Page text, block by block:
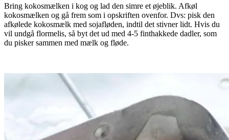
Bring kokosmælken i kog og lad den simre et øjeblik. Afkøl
kokosmælken og gå frem som i opskriften ovenfor. Dvs: pisk den
afkølede kokosmælk med sojafløden, indtil det stivner lidt. Hvis du
vil undgå flormelis, så byt det ud med 4-5 finthakkede dadler, som
du pisker sammen med mælk og fløde.